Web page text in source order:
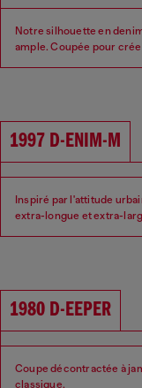
Notre silhouette en
ample. Coupée pour
Taille : Basse
1997 D-ENIM-M
Inspiré par l'attitude
extra-longue et extra-
Taille : Basse
1980 D-EEPER
Coupe décontractée à
classique.​​